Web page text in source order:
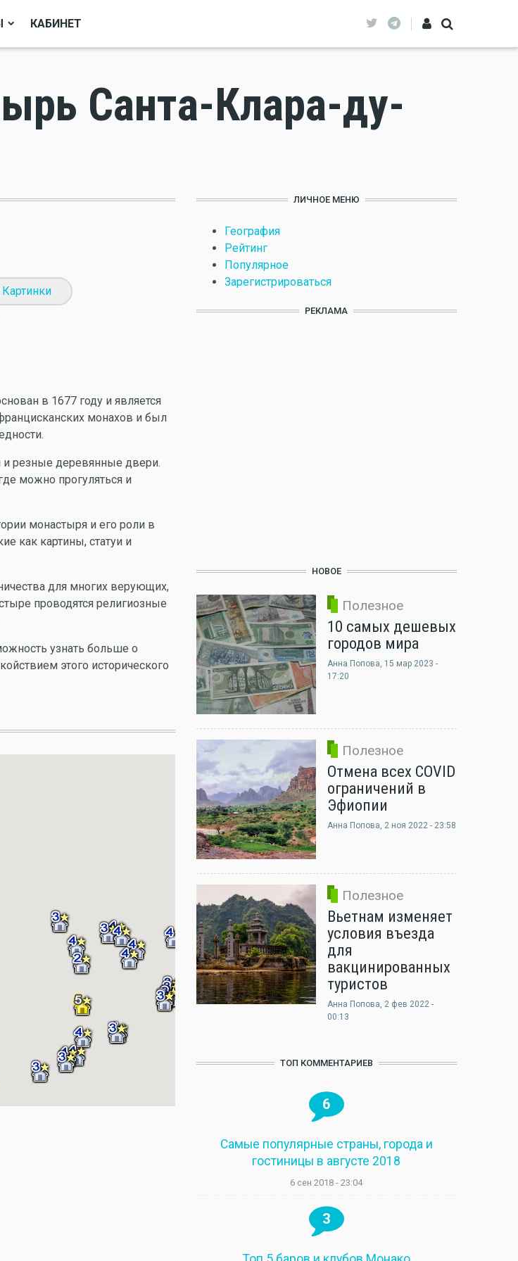
КАБИНЕТ
Санта-Клара-ду-
Картинки
в 1677 году и является
монахов и был
и резные деревянные двери.
можно прогуляться и
монастыря и его роли в
как картины, статуи и
для многих верующих,
проводятся религиозные
узнать больше о
этого исторического
ЛИЧНОЕ МЕНЮ
География
Рейтинг
Популярное
Зарегистрироваться
РЕКЛАМА
НОВОЕ
Полезное
10 самых дешевых
городов мира
Анна Попова, 15 мар 2023 -
17:20
Полезное
Отмена всех COVID
ограничений в
Эфиопии
Анна Попова, 2 ноя 2022 - 23:58
Полезное
Вьетнам изменяет
условия въезда
для
вакцинированных
туристов
Анна Попова, 2 фев 2022 -
00:13
ТОП КОММЕНТАРИЕВ
6
Самые популярные страны, города и
гостиницы в августе 2018
6 сен 2018 - 23:04
3